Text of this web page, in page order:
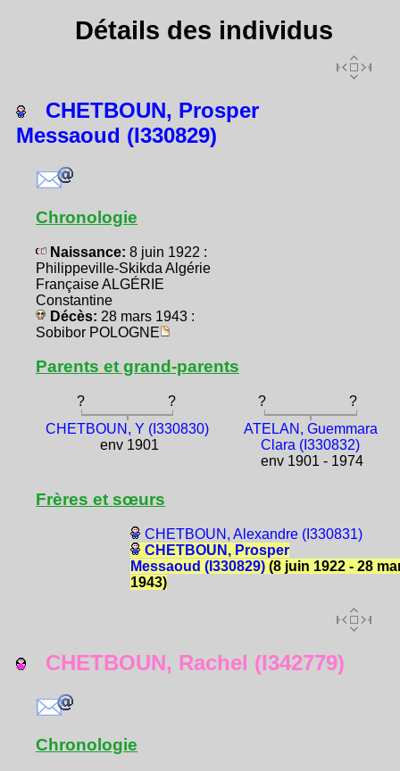
Détails des individus
CHETBOUN, Prosper
Messaoud (I330829)
Chronologie
Naissance: 8 juin 1922 :
Philippeville-Skikda Algérie
Française ALGÉRIE
Constantine
Décès: 28 mars 1943 :
Sobibor POLOGNE
Parents et grand-parents
? ? ?
?
CHETBOUN, Y (I330830)
env 1901
ATELAN, Guemmara
Clara (I330832)
env 1901 - 1974
Frères et sœurs
CHETBOUN, Alexandre (I330831)
CHETBOUN, Prosper
Messaoud (I330829)(8 juin 1922 - 28
1943)
CHETBOUN, Rachel (I342779)
Chronologie